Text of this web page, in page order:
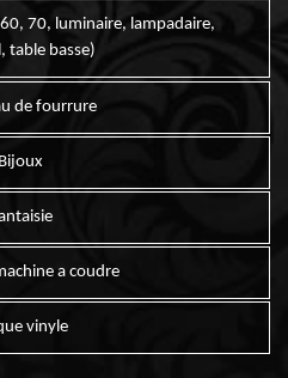
70, luminaire, lampadaire,
table basse)
de fourrure
Bijoux
a coudre
vinyle